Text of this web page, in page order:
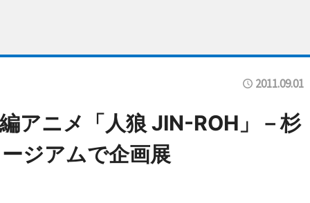
2011.09.01
アニメ「人狼 JIN-ROH」－杉
ジアムで企画展